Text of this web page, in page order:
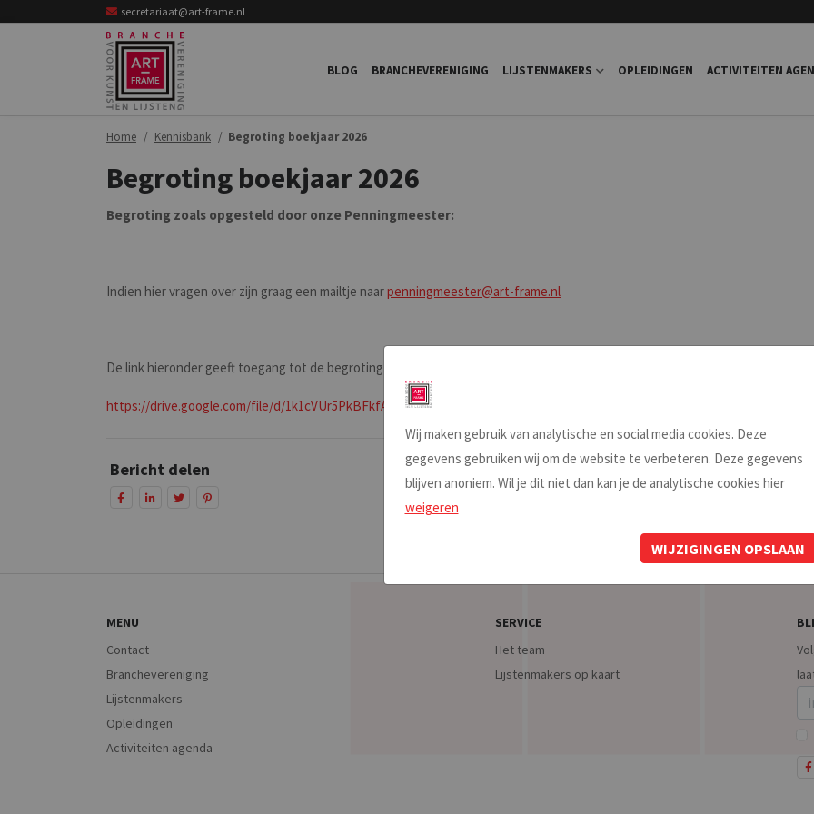
secretariaat@art-frame.nl
BLOG BRANCHEVERENIGING LIJSTENMAKERS OPLEIDINGEN ACTIVITEITEN
Home Kennisbank Begroting boekjaar 2026
Begroting boekjaar 2026
Begroting zoals opgesteld door onze Penningmeester:
Indien hier vragen over zijn graag een mailtje naarpenningmeester@art-frame.nl
De link hieronder geeft toegang tot de begroting
https://drive.google.com/file/d/1k1cVUr5PkBFkfACbXGTDc5VlqBgZEWDn/view?usp=sharing
Bericht delen ■ ■
MENU
Contact
Branchevereniging
Lijstenmakers
Opleidingen
Activiteiten agenda
SERVICE
Het team
Lijstenmakers op kaart
Wij maken gebruik van analytische en social media cookies. Deze
gegevens gebruiken wij om de website te verbeteren. Deze gegevens
blijven anoniem. Wil je dit niet dan kan je de analytische cookies hier
weigeren
WIJZIGINGEN OPSLAAN